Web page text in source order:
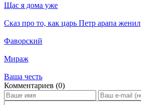
Щас я дома уже
Сказ про то, как царь Петр арапа женил
Фаворский
Мираж
Ваша честь
Ком­мен­та­ри­ев (0)